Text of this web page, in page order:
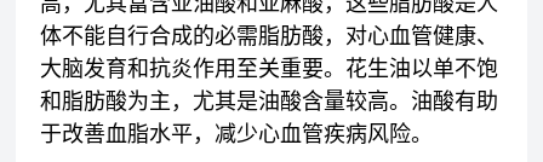
体不能自行合成的必需脂肪酸，对心血管健康、
大脑发育和抗炎作用至关重要。花生油以单不饱
和脂肪酸为主，尤其是油酸含量较高。油酸有助
于改善血脂水平，减少心血管疾病风险。